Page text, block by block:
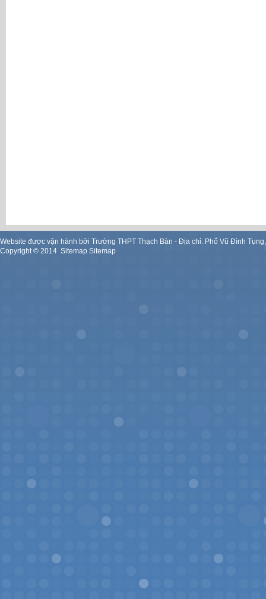
Website được vận hành bởi Trường THPT Thạch Bàn - Địa chỉ: Phố Vũ Đình
Copyright © 2014. Sitemap Sitemap